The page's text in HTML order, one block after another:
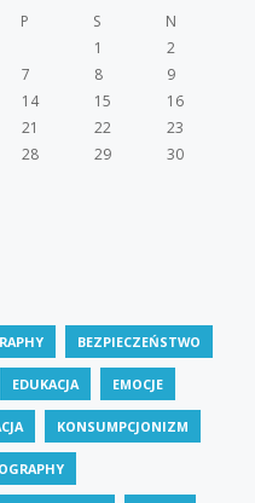
P S
N
1
2
7 8
9
14 15
16
21 22
23
28 29
30
BEZPIECZEŃSTWO
EDUKACJA EMOCJE
KONSUMPCJONIZM